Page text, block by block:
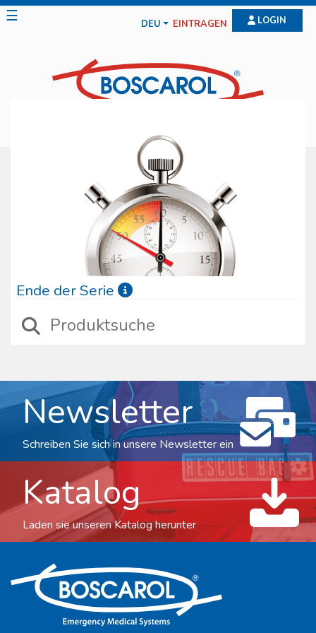
☰ DEU EINTRAGEN LOGIN
Ende der Serie
Newsletter
Schreiben Sie sich in unsere Newsletter ein
Katalog
Laden sie unseren Katalog herunter